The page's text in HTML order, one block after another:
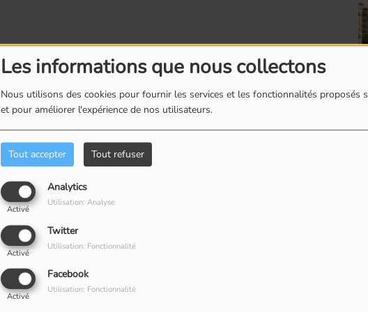
Les informations que nous collectons
Nous utilisons des cookies pour fournir les services et les fonctionnalités proposés
et pour améliorer l'expérience de nos utilisateurs.
Tout accepter Tout refuser
Analytics
Activé
Utilisation: Analyse
Twitter
Activé
Utilisation: Fonctionnalité
Facebook
Activé
Utilisation: Fonctionnalité